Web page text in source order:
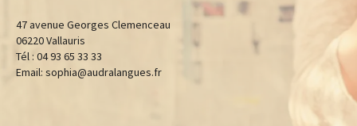
47 avenue Georges Clemenceau
06220 Vallauris
Tél : 04 93 65 33 33
Email: sophia@audralangues.fr